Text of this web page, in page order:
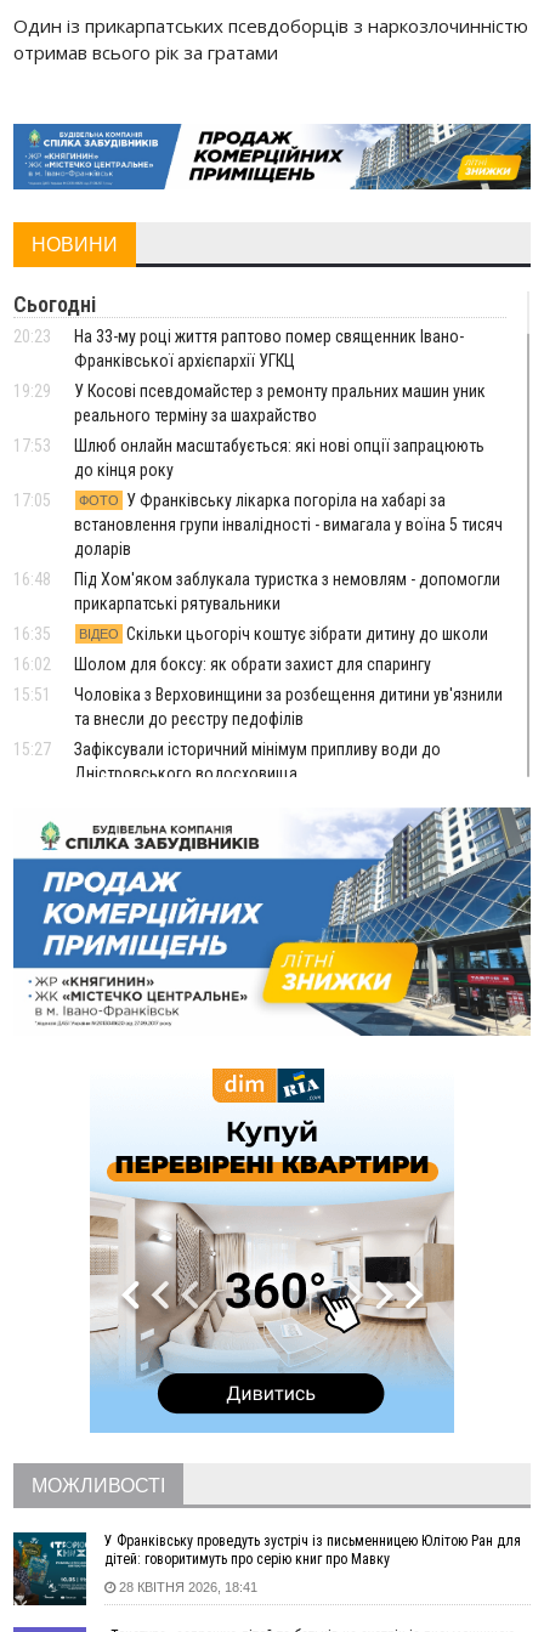
Один із прикарпатських псевдоборців з наркозлочинністю
отримав всього рік за гратами
НОВИНИ
Сьогодні
20:23
На 33-му році життя раптово помер священник Івано-
Франківської архієпархії УГКЦ
19:29
У Косові псевдомайстер з ремонту пральних машин уник
реального терміну за шахрайство
17:53
Шлюб онлайн масштабується: які нові опції запрацюють
до кінця року
17:05
ФОТО
У Франківську лікарка погоріла на хабарі за
встановлення групи інвалідності - вимагала у воїна 5 тисяч
доларів
16:48
Під Хом'яком заблукала туристка з немовлям - допомогли
прикарпатські рятувальники
16:35
ВІДЕО Скільки цьогоріч коштує зібрати дитину до школи
16:02
Шолом для боксу: як обрати захист для спарингу
15:51
Чоловіка з Верховинщини за розбещення дитини ув'язнили
та внесли до реєстру педофілів
15:27
Зафіксували історичний мінімум припливу води до
Дністровського водосховища
Керівник відділу прокуратури, депутат і чиновники:
стало відомо, хто фігурує у справі про дерибан лісу біля
Буковелю
14:33
ТОП крафтових витриманих сирів українського
виробництва
13:46
У Косові судили чоловіка за підпал туалету, через який
згорів сарай і пошкодило хату
13:28
Скандал із собакою на «Новій пошті» стався у Слов'янську,
а не у Франківську. Працівників передумали звільняти
влаштував стрілянину - обійшовся штрафом
Франківця, який приїхав до родичів у росію, засудили
до 13 років за донати в Україні
Мінвідновлення оголосило конкурс на міжобласні
автобусні маршрути з та на Прикарпаття
Прикарпаття втратило у війні з росією ще двох захисників
У Львові пʼяний чоловік з мисливською рушницею
погрожував убити сусідів
Як блендер спрощує приготування страв різної текстури
Рятувальники двічі допомогли людям, які заблукали на
Надвірнянщині
Яку погоду прогнозують синоптики на Прикарпатті цього
На війні загинув захисник з Болехівської громади Андрій
Прокіпчин
08:08
Росія атакувала завод Kromberg & Schubert у Житомирі:
виробництво автокомпонентів призупинено
Вчора
21:36
«Не будь байдужим». У десятках містах Польщі вийшли на
МОЖЛИВОСТІ
У Франківську проведуть зустріч із письменницею Юлітою Ран для
дітей: говоритимуть про серію книг про Мавку
28 КВІТНЯ 2026, 18:41